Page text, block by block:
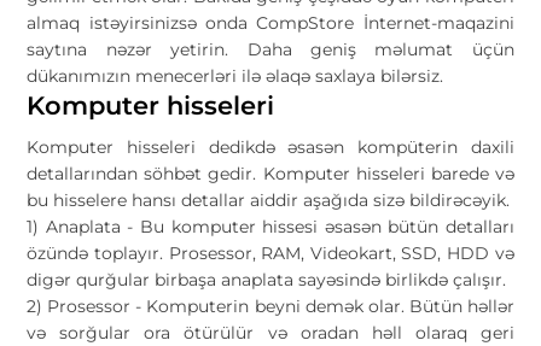
almaq istəyirsinizsə onda CompStore İnternet-maqazini
saytına nəzər yetirin. Daha geniş məlumat üçün
dükanımızın menecerləri ilə əlaqə saxlaya bilərsiz.
Komputer hisseleri
Komputer hisseleri dedikdə əsasən kompüterin daxili
detallarından söhbət gedir. Komputer hisseleri barede və
bu hisselere hansı detallar aiddir aşağıda sizə bildirəcəyik.
1) Anaplata - Bu komputer hissesi əsasən bütün detalları
özündə toplayır. Prosessor, RAM, Videokart, SSD, HDD və
digər qurğular birbaşa anaplata sayəsində birlikdə çalışır.
2) Prosessor - Komputerin beyni demək olar. Bütün həllər
və sorğular ora ötürülür və oradan həll olaraq geri